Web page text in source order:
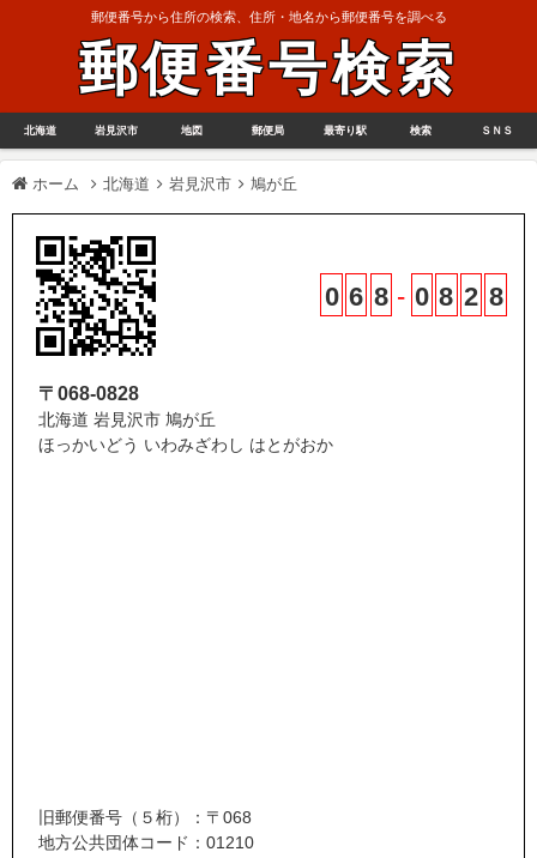
郵便番号から住所の検索、住所・地名から郵便番号を調べる
郵便番号検索
北海道 岩見沢市 地図 郵便局 最寄り駅 検索 ＳＮＳ
ホーム 北海道 岩見沢市 鳩が丘
0 6 8 - 0 8 2 8
〒068-0828
北海道 岩見沢市 鳩が丘
ほっかいどう いわみざわし はとがおか
旧郵便番号（５桁）：〒068
地方公共団体コード：01210